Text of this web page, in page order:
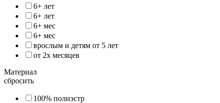
6+ лет
6+ лет
6+ мес
6+ мес
врослым и детям от 5 лет
от 2х месяцев
Материал
сбросить
100% полиэстр